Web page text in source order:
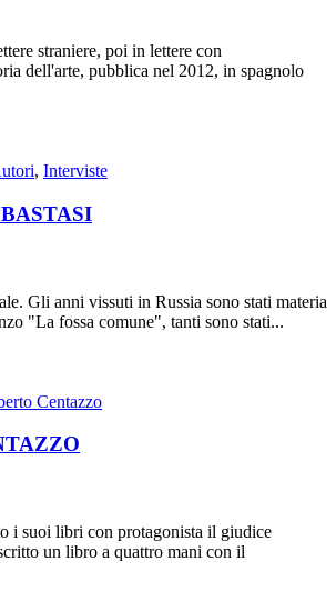
straniere, poi in lettere con
dell'arte, pubblica nel 2012, in spagnolo
, Interviste
Gli anni vissuti in Russia sono stati materia
"La fossa comune", tanti sono stati...
Centazzo
i suoi libri con protagonista il giudice
un libro a quattro mani con il